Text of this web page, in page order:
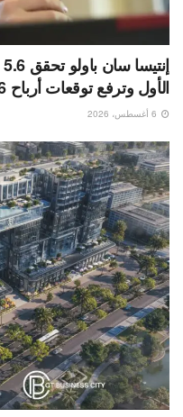
الأول وترفع توقعات أرباح 2026